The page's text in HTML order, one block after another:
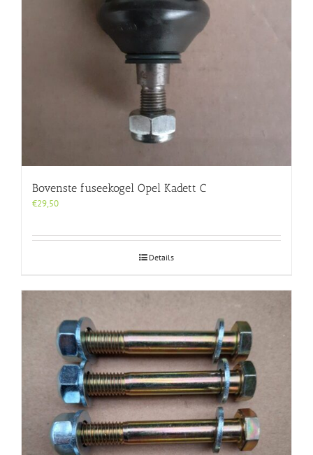
Bovenste fuseekogel Opel Kadett C
€29,50
Details